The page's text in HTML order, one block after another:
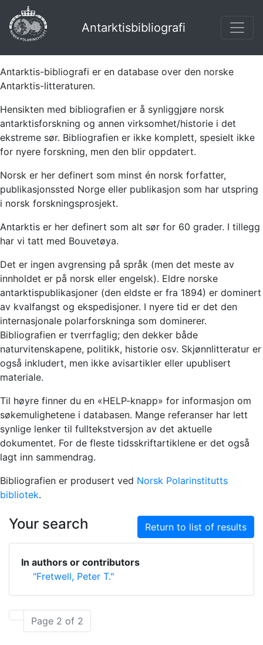
Antarktisbibliografi
Antarktis-bibliografi er en database over den norske
Antarktis-litteraturen.
Hensikten med bibliografien er å synliggjøre norsk
antarktisforskning og annen virksomhet/historie i det
ekstreme sør. Bibliografien er ikke komplett, spesielt ikke
for nyere forskning, men den blir oppdatert.
Norsk er her definert som minst én norsk forfatter,
publikasjonssted Norge eller publikasjon som har utspring
i norsk forskningsprosjekt.
Antarktis er her definert som alt sør for 60 grader. I tillegg
har vi tatt med Bouvetøya.
Det er ingen avgrensing på språk (men det meste av
innholdet er på norsk eller engelsk). Eldre norske
antarktispublikasjoner (den eldste er fra 1894) er dominert
av kvalfangst og ekspedisjoner. I nyere tid er det den
internasjonale polarforskninga som dominerer.
Bibliografien er tverrfaglig; den dekker både
naturvitenskapene, politikk, historie osv. Skjønnlitteratur er
også inkludert, men ikke avisartikler eller upublisert
materiale.
Til høyre finner du en «HELP-knapp» for informasjon om
søkemulighetene i databasen. Mange referanser har lett
synlige lenker til fulltekstversjon av det aktuelle
dokumentet. For de fleste tidsskriftartiklene er det også
lagt inn sammendrag.
Bibliografien er produsert ved Norsk Polarinstitutts
bibliotek.
Your search Return to list of results
In authors or contributors
"Fretwell, Peter T."
Page 2 of 2